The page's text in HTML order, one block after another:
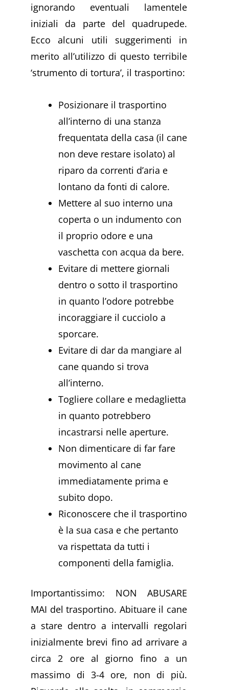
ignorando eventuali lamentele
iniziali da parte del quadrupede.
Ecco alcuni utili suggerimenti in
merito all’utilizzo di questo terribile
‘strumento di tortura’, il trasportino:
Posizionare il trasportino
all’interno di una stanza
frequentata della casa (il cane
non deve restare isolato) al
riparo da correnti d’aria e
lontano da fonti di calore.
Mettere al suo interno una
coperta o un indumento con
il proprio odore e una
vaschetta con acqua da bere.
Evitare di mettere giornali
dentro o sotto il trasportino
in quanto l’odore potrebbe
incoraggiare il cucciolo a
sporcare.
Evitare di dar da mangiare al
cane quando si trova
all’interno.
Togliere collare e medaglietta
in quanto potrebbero
incastrarsi nelle aperture.
Non dimenticare di far fare
movimento al cane
immediatamente prima e
subito dopo.
Riconoscere che il trasportino
è la sua casa e che pertanto
va rispettata da tutti i
componenti della famiglia.
Importantissimo: NON ABUSARE
MAI del trasportino. Abituare il cane
a stare dentro a intervalli regolari
inizialmente brevi fino ad arrivare a
circa 2 ore al giorno fino a un
massimo di 3-4 ore, non di più.